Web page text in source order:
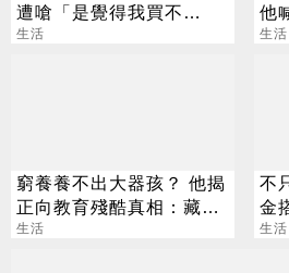
遭嗆「是覺得我買不
起」？ 網齊勸快逃
生活
他
行
生活
窮養養不出大器孩？ 他揭
正向教育殘酷真相：藏了
「階級緩衝墊」
生活
不
金
最
生活